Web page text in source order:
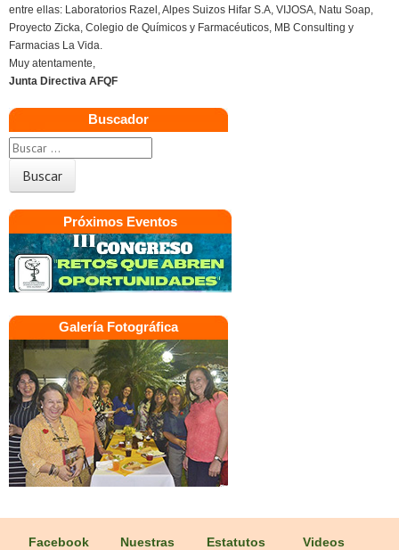
entre ellas: Laboratorios Razel, Alpes Suizos Hifar S.A, VIJOSA, Natu Soap,
Proyecto Zicka, Colegio de Químicos y Farmacéuticos, MB Consulting y
Farmacias La Vida.
Muy atentamente,
Junta Directiva AFQF
Buscador
Próximos Eventos
Galería Fotográfica
Facebook
Nuestras
Estatutos Videos